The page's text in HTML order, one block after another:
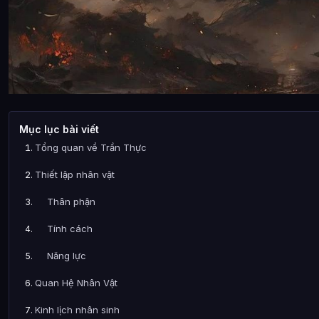
Mục lục bài viết
Tổng quan về Trần Thực
Thiết lập nhân vật
Thân phận
Tính cách
Năng lực
Quan Hệ Nhân Vật
Kinh lịch nhân sinh